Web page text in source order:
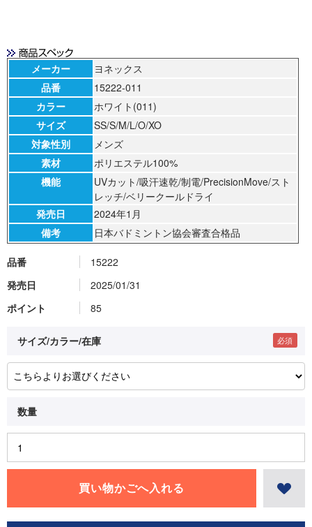
品番
15222
発売日
2025/01/31
ポイント
85
サイズ/カラー/在庫
メーカー
ヨネックス
品番
15222-011
カラー
ホワイト(011)
サイズ
SS/S/M/L/O/XO
対象性別
メンズ
素材
ポリエステル100%
機能
UVカット/吸汗速乾/制電/PrecisionMove/スト
レッチ/ベリークールドライ
発売日
2024年1月
備考
日本バドミントン協会審査合格品